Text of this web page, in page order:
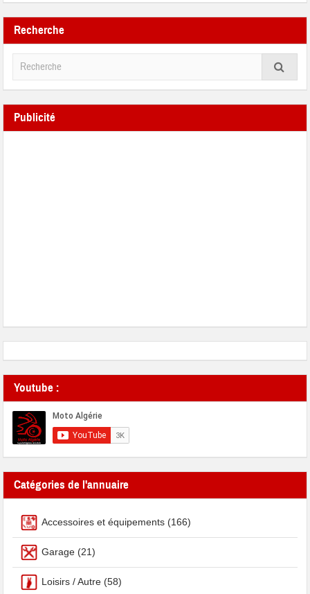
Recherche
Publicité
Youtube :
Catégories de l'annuaire
Accessoires et équipements (166)
Garage (21)
Loisirs / Autre (58)